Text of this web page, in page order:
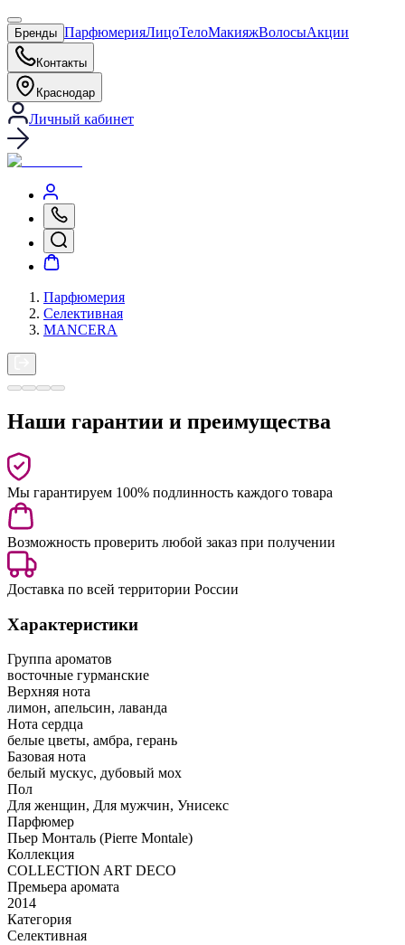
Бренды ПарфюмерияЛицоТелоМакияжВолосыАкции
Контакты
Краснодар
Личный кабинет
Парфюмерия
Селективная
MANCERA
Наши гарантии и преимущества
Мы гарантируем 100% подлинность каждого товара
Возможность проверить любой заказ при получении
Доставка по всей территории России
Характеристики
Группа ароматов
восточные гурманские
Верхняя нота
лимон, апельсин, лаванда
Нота сердца
белые цветы, амбра, герань
Базовая нота
белый мускус, дубовый мох
Пол
Для женщин, Для мужчин, Унисекс
Парфюмер
Пьер Монталь (Pierre Montale)
Коллекция
COLLECTION ART DECO
Премьера аромата
2014
Категория
Селективная